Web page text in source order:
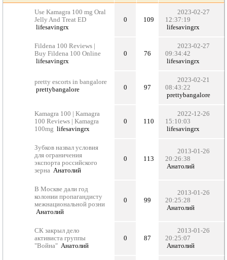
Use Kamagra 100 mg Oral
Jelly And Treat ED
lifesavingrx
0 109
2023-02-27
12:37:19
lifesavingrx
Fildena 100 Reviews |
Buy Fildena 100 Online
lifesavingrx
0 76
2023-02-27
09:34:42
lifesavingrx
pretty escorts in bangalore
prettybangalore
0 97
2023-02-21
08:43:22
prettybangalore
Kamagra 100 | Kamagra
100 Reviews | Kamagra
100mg lifesavingrx
0 110
2022-12-26
15:10:03
lifesavingrx
Зубков назвал условия
для ограничения
экспорта российского
зерна Анатолий
0 113
2013-01-26
20:26:38
Анатолий
В Москве дали год
колонии пропагандисту
межнациональной розни
Анатолий
0 99
2013-01-26
20:25:28
Анатолий
СК закрыл дело
активиста группы
"Война" Анатолий
0 87
2013-01-26
20:25:07
Анатолий